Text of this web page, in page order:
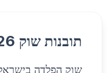
תובנות שוק 2026